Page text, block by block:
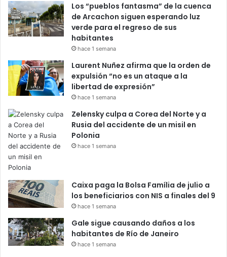
Los “pueblos fantasma” de la cuenca
de Arcachon siguen esperando luz
verde para el regreso de sus
habitantes
hace 1 semana
Laurent Nuñez afirma que la orden de
expulsión “no es un ataque a la
libertad de expresión”
hace 1 semana
Zelensky culpa a Corea del Norte y a
Rusia del accidente de un misil en
Polonia
hace 1 semana
Caixa paga la Bolsa Família de julio a
los beneficiarios con NIS a finales del 9
hace 1 semana
Gale sigue causando daños a los
habitantes de Río de Janeiro
hace 1 semana